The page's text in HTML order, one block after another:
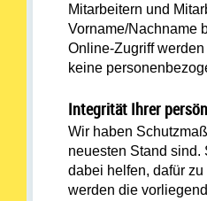
Mitarbeitern und
Vorname/Nachname
Online-Zugriff
keine
Integrität Ihrer
Wir haben
neuesten Stand
dabei helfen, dafür
werden die